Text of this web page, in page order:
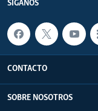
SÍGANOS
CONTACTO
SOBRE NOSOTROS